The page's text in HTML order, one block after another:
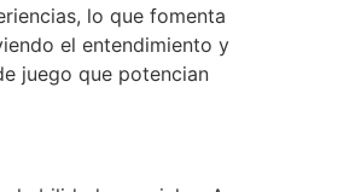
lo que fomenta
el entendimiento y
juego que potencian